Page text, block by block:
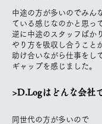
中途の方が多いのでみん
ている感じなのかと思っ
逆に中途のスタッフばか
やり方を吸収し合うこと
助け合いながら仕事をし
ギャップを感じました。
>D.Logはどんな会社
同世代の方が多いので